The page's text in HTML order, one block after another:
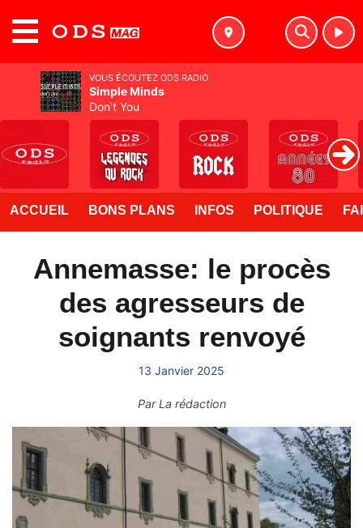
ACCUEIL BONS PLANS INFOS POLITIQUE
Annemasse: le procès
des agresseurs de
soignants renvoyé
13 Janvier 2025
ParLa rédaction
VOUS ÉCOUTEZ ODS RADIO
Simple Minds
Don't You